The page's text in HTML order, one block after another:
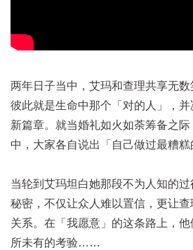
两年日子当中，艾玛和查理共享无
彼此就是生命中那个「对的人」，
新篇章。就当婚礼如火如荼筹备之
中，大家各自说出「自己做过最糟糕
当轮到艾玛坦白她那段不为人知的
秘密，不仅让众人难以置信，更让
关系。在「我愿意」的这条路上，
所未有的考验……